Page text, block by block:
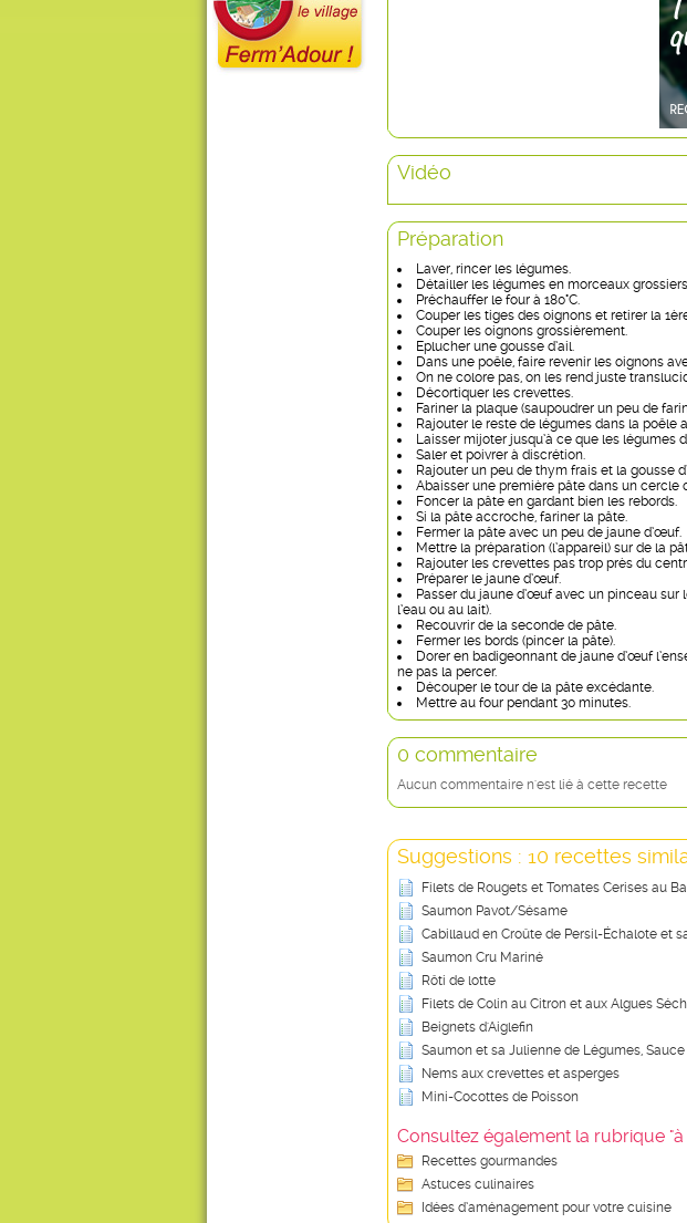
Vidéo
Préparation
Laver, rincer les légumes.
Détailler les légumes en morceaux
Préchauffer le four à 180°C.
Couper les tiges des oignons et retirer la
Couper les oignons grossièrement.
Eplucher une gousse d’ail.
Dans une poêle, faire revenir les oignons
On ne colore pas, on les rend juste
Décortiquer les crevettes.
Fariner la plaque (saupoudrer un peu de
Rajouter le reste de légumes dans la poêle
Laisser mijoter jusqu’à ce que les légumes
Saler et poivrer à discrétion.
Rajouter un peu de thym frais et la gousse
Abaisser une première pâte dans un cercle
Foncer la pâte en gardant bien les rebords.
Si la pâte accroche, fariner la pâte.
Fermer la pâte avec un peu de jaune d’œuf.
Mettre la préparation (l’appareil) sur de la
Rajouter les crevettes pas trop près du
Préparer le jaune d’œuf.
Passer du jaune d’œuf avec un pinceau sur
l’eau ou au lait).
Recouvrir de la seconde de pâte.
Fermer les bords (pincer la pâte).
Dorer en badigeonnant de jaune d’œuf
ne pas la percer.
Découper le tour de la pâte excédante.
Mettre au four pendant 30 minutes.
0 commentaire
Aucun commentaire n'est lié à cette recette
Suggestions : 10 recettes
Filets de Rougets et Tomates Cerises au
Saumon Pavot/Sésame
Cabillaud en Croûte de Persil-Échalote et
Saumon Cru Mariné
Rôti de lotte
Filets de Colin au Citron et aux Algues
Beignets d'Aiglefin
Saumon et sa Julienne de Légumes,
Nems aux crevettes et asperges
Mini-Cocottes de Poisson
Consultez également la rubrique
Recettes gourmandes
Astuces culinaires
Idées d’aménagement pour votre cuisine